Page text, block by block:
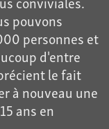
pouvons
personnes et
d'entre
le fait
à nouveau une
ans en